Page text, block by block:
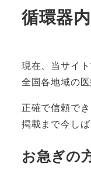
循環器
現在、当サイ
全国各地域の
正確で信頼で
掲載まで今し
お急ぎの